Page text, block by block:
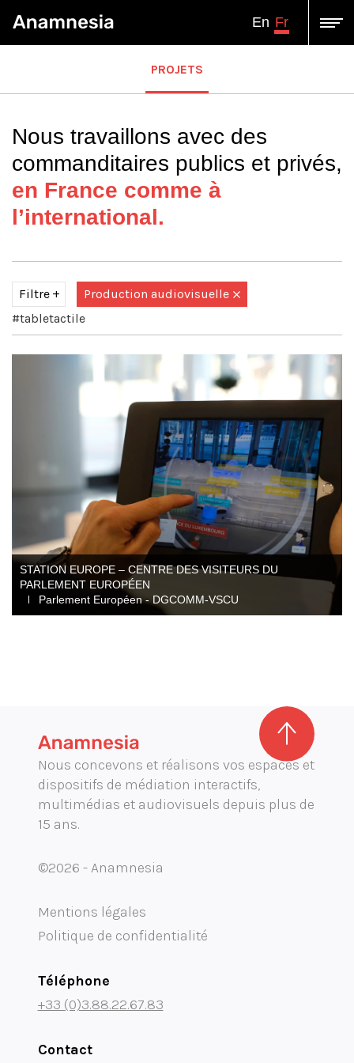
En Fr
PROJETS
Nous travaillons avec des
commanditaires publics et privés,
en France comme à
l’international.
Filtre
Conception et ingénierie Direction artistique
Graphisme d'exposition Illustration
Mobilité audioguide visioguide
Production audiovisuelle
Production multimédia interactive
Projection immersive
Réalité augmentée / virtuelle
Tournage et captation
#tabletactile
STATION EUROPE – CENTRE DES VISITEURS DU
PARLEMENT EUROPÉEN
Parlement Européen - DGCOMM-VSCU
Nous concevons et réalisons vos espaces et
dispositifs de médiation interactifs,
multimédias et audiovisuels depuis plus de
15 ans.
©2026 - Anamnesia
Mentions légales
Politique de confidentialité
Téléphone
+33 (0)3.88.22.67.83
Contact